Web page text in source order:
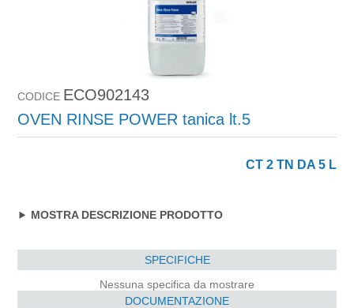
CODICE ECO902143
OVEN RINSE POWER tanica lt.5
CT 2 TN DA 5 L
MOSTRA DESCRIZIONE PRODOTTO
SPECIFICHE
Nessuna specifica da mostrare
DOCUMENTAZIONE